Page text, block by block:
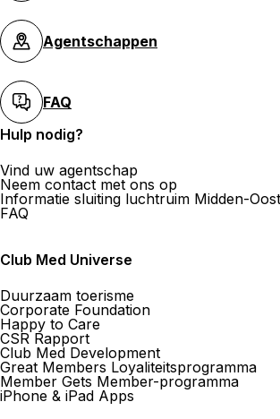
Agentschappen
FAQ
Hulp nodig?
Vind uw agentschap
Neem contact met ons op
Informatie sluiting luchtruim Midden-
FAQ
Club Med Universe
Duurzaam toerisme
Corporate Foundation
Happy to Care
CSR Rapport
Club Med Development
Great Members Loyaliteitsprogramma
Member Gets Member-programma
iPhone & iPad Apps